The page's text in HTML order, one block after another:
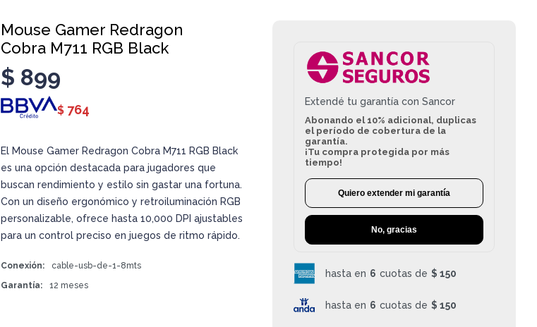
Mouse Gamer Redragon
Cobra M711 RGB Black
$ 899
$ 764
El Mouse Gamer Redragon Cobra M711 RGB Black
es una opción destacada para jugadores que
buscan rendimiento y estilo sin gastar una fortuna.
Con un diseño ergonómico y retroiluminación RGB
personalizable, ofrece hasta 10,000 DPI ajustables
para un control preciso en juegos de ritmo rápido.
Conexión
cable-usb-de-1-8mts
Garantía
12 meses
Extendé tu garantía con Sancor
Abonando el 10% adicional, duplicas
el período de cobertura de la
garantía.
¡Tu compra protegida por más
tiempo!
Quiero extender mi garantía
No, gracias
hasta en 6 cuotas de $ 150
hasta en 6 cuotas de $ 150